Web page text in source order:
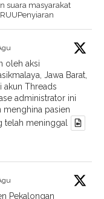
suara masyarakat
oleh aksi
Jawa Barat,
akun Threads
administrator ini
menghina pasien
telah meninggal
Pekalongan